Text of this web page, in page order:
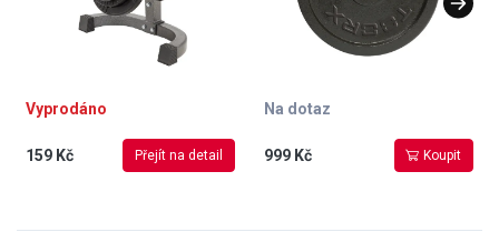
Vyprodáno
159 Kč Přejít na detail
Na dotaz
999 Kč Koupit